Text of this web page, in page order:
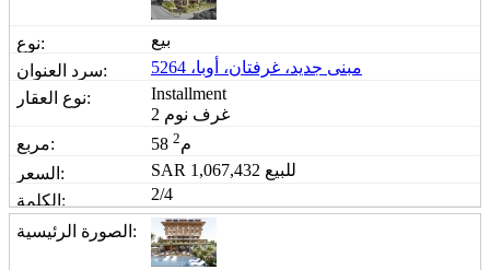
بيع
مبنى جديد، غرفتان، أوبا، 5264
Installment
2 غرف نوم
58 م2
SAR 1,067,432 للبيع
2/4